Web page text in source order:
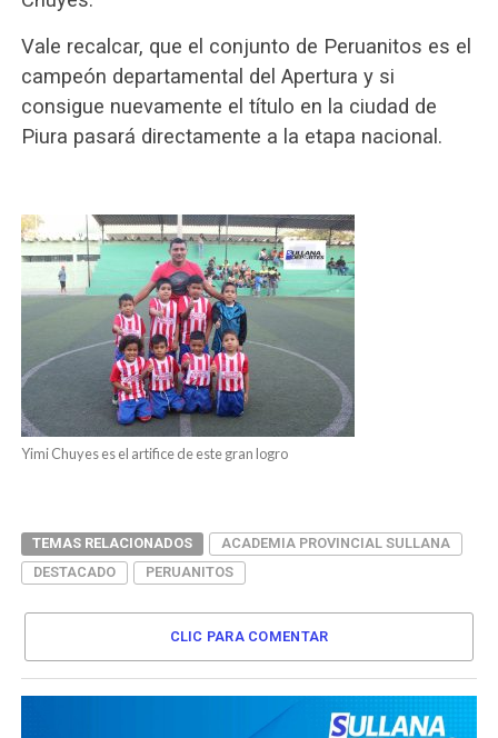
Vale recalcar, que el conjunto de Peruanitos es el
campeón departamental del Apertura y si
consigue nuevamente el título en la ciudad de
Piura pasará directamente a la etapa nacional.
Yimi Chuyes es el artifice de este gran logro
TEMAS RELACIONADOS
ACADEMIA PROVINCIAL SULLANA
DESTACADO
PERUANITOS
CLIC PARA COMENTAR